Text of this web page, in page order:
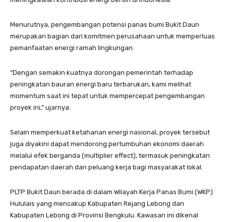
Menurutnya, pengembangan potensi panas bumi Bukit Daun
merupakan bagian dari komitmen perusahaan untuk memperluas
pemanfaatan energi ramah lingkungan.
“Dengan semakin kuatnya dorongan pemerintah terhadap
peningkatan bauran energi baru terbarukan, kami melihat
momentum saat ini tepat untuk mempercepat pengembangan
proyek ini,” ujarnya.
Selain memperkuat ketahanan energi nasional, proyek tersebut
juga diyakini dapat mendorong pertumbuhan ekonomi daerah
melalui efek berganda (multiplier effect), termasuk peningkatan
pendapatan daerah dan peluang kerja bagi masyarakat lokal.
PLTP Bukit Daun berada di dalam Wilayah Kerja Panas Bumi (WKP)
Hululais yang mencakup Kabupaten Rejang Lebong dan
Kabupaten Lebong di Provinsi Bengkulu. Kawasan ini dikenal